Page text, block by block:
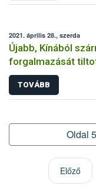
2021. április 28., szerda
Újabb, Kínából
forgalmazását
TOVÁBB
Oldal
Előző